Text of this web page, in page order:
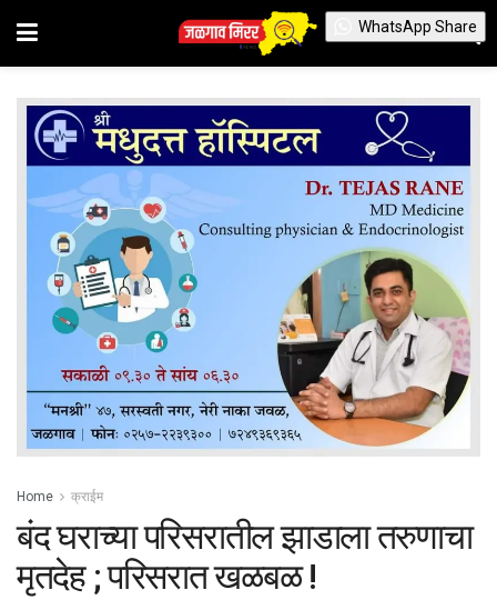
Home क्राईम
बंद घराच्या परिसरातील झाडाला तरुणाचा
मृतदेह ; परिसरात खळबळ !
WhatsApp Share